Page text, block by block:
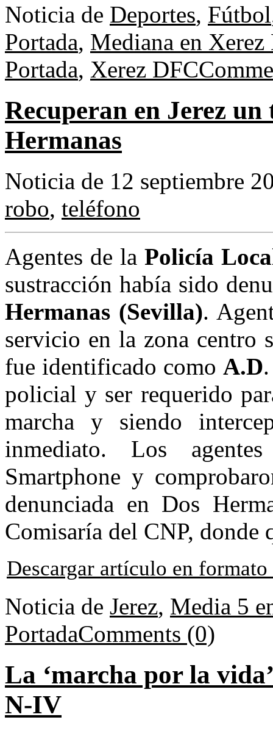
Noticia de Deportes, Fútbol
Portada, Mediana en Xerez
Portada, Xerez DFC
Recuperan en Jerez
Hermanas
Noticia de 12 septiembre
robo, teléfono
Agentes de la Policía
sustracción había sido
Hermanas (Sevilla).
servicio en la zona centro
fue identificado como A.D
policial y ser requerido
marcha y siendo
inmediato. Los
Smartphone y
denunciada en Dos
Comisaría del CNP,
Descargar artículo en formato
Noticia de Jerez, Media 5
PortadaComments (0)
La ‘marcha por la
N-IV